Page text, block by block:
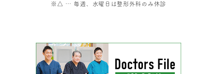
※ △ … 毎週、水曜日は整形外科のみ休診